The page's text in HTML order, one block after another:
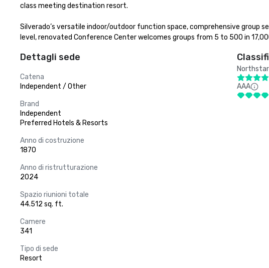
class meeting destination resort.
Silverado’s versatile indoor/outdoor function space, comprehensive
level, renovated Conference Center welcomes groups from 5 to 500 in
Dettagli sede
Catena
Independent / Other
Brand
Independent
Preferred Hotels & Resorts
Anno di costruzione
1870
Anno di ristrutturazione
2024
Spazio riunioni totale
44.512 sq. ft.
Camere
341
Tipo di sede
Resort
Northstar
AAA